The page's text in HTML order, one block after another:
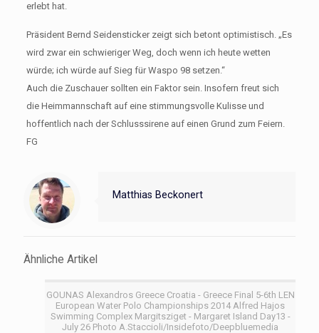
erlebt hat.
Präsident Bernd Seidensticker zeigt sich betont optimistisch. „Es
wird zwar ein schwieriger Weg, doch wenn ich heute wetten
würde; ich würde auf Sieg für Waspo 98 setzen.“
Auch die Zuschauer sollten ein Faktor sein. Insofern freut sich
die Heimmannschaft auf eine stimmungsvolle Kulisse und
hoffentlich nach der Schlusssirene auf einen Grund zum Feiern.
FG
Matthias Beckonert
Ähnliche Artikel
GOUNAS Alexandros Greece Croatia - Greece Final 5-6th LEN
European Water Polo Championships 2014 Alfred Hajos
Swimming Complex Margitsziget - Margaret Island Day13 -
July 26 Photo A.Staccioli/Insidefoto/Deepbluemedia